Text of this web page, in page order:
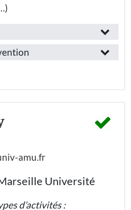
amu.fr
Université
d’activités :